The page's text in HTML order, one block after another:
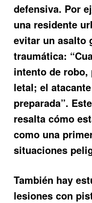
defensiva. Por
una residente
evitar un asalto
traumática:
intento de robo,
letal; el
preparada”.
resalta cómo
como una
situaciones
También hay
lesiones con